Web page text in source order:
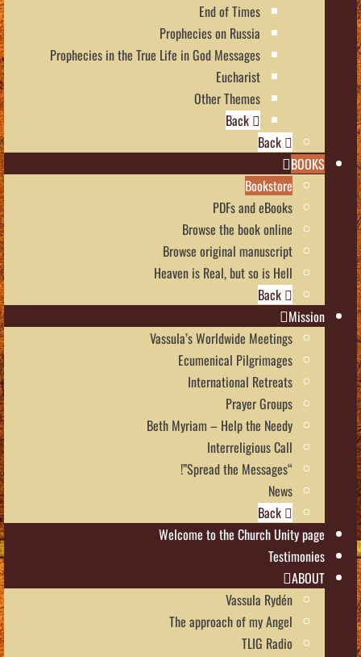
End of Times
Prophecies on Russia
Prophecies in the True Life in God Messages
Eucharist
Other Themes
BOOKS
Bookstore
PDFs and eBooks
Browse the book online
Browse original manuscript
Heaven is Real, but so is Hell
Mission
Vassula’s Worldwide Meetings
Ecumenical Pilgrimages
International Retreats
Prayer Groups
Beth Myriam – Help the Needy
Interreligious Call
“Spread the Messages”!
News
Welcome to the Church Unity page
Testimonies
ABOUT
Vassula Rydén
The approach of my Angel
TLIG Radio